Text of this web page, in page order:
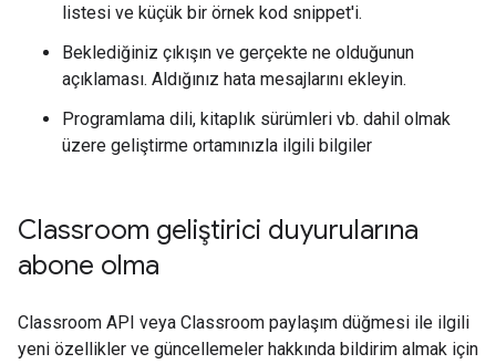
listesi ve küçük bir örnek kod snippet'i.
Beklediğiniz çıkışın ve gerçekte ne olduğunun
açıklaması. Aldığınız hata mesajlarını ekleyin.
Programlama dili, kitaplık sürümleri vb. dahil olmak
üzere geliştirme ortamınızla ilgili bilgiler
Classroom geliştirici duyurularına
abone olma
Classroom API veya Classroom paylaşım düğmesi ile ilgili
yeni özellikler ve güncellemeler hakkında bildirim almak için